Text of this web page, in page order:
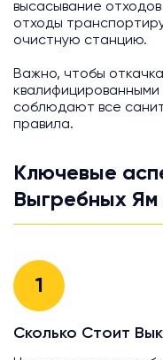
высасывание
отходы
очистную станцию.
Важно, чтобы
соблюдают все
правила.
Ключевые
Выгребных Ям
1
Сколько Стоит